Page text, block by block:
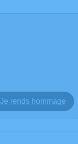
Je rends hommage